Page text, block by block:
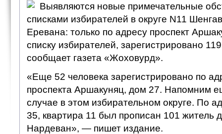
Выявляются новые примечательные
списками избирателей в округе N11
Еревана: только по адресу проспект
списку избирателей, зарегистрировано
сообщает газета «Жоховурд».
«Еще 52 человека зарегистрировано по
проспекта Аршакуняц, дом 27. Напомним
случае в этом избирательном округе. По
35, квартира 11 был прописан 101 житель
Нардеван», — пишет издание.